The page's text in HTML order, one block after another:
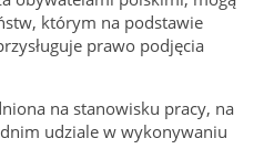
którym na podstawie
prawo podjęcia
na stanowisku pracy, na
udziale w wykonywaniu